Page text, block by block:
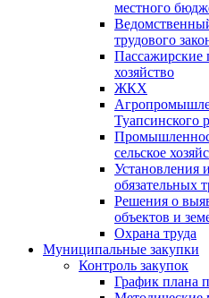
местного
трудового
Пассажирские
хозяйство
ЖКХ
Туапсинского
сельское
Установления
обязательных
Решения о
объектов и
Охрана труда
Муниципальные закупки
Контроль закупок
График плана